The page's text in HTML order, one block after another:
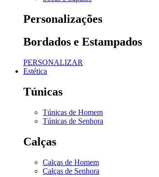
Personalizações
Bordados e Estampados
PERSONALIZAR
Estética
Túnicas
Túnicas de Homem
Túnicas de Senhora
Calças
Calças de Homem
Calças de Senhora